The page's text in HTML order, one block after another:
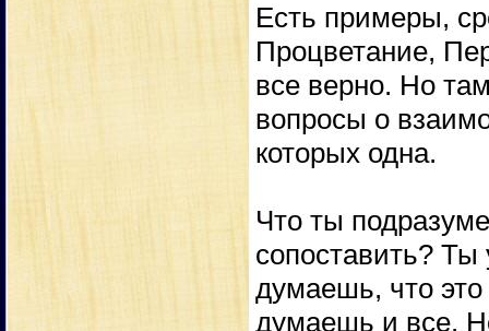
Есть примеры,
Процветание,
все верно. Но
вопросы о
которых одна.
Что ты
сопоставить? Ты
думаешь, что
думаешь и все.